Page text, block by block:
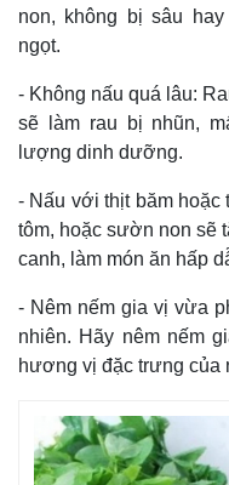
non, không bị sâu
ngọt.
- Không nấu quá lâu:
sẽ làm rau bị nhũn,
lượng dinh dưỡng.
- Nấu với thịt băm hoặc
tôm, hoặc sườn non sẽ
canh, làm món ăn hấp
- Nêm nếm gia vị vừa
nhiên. Hãy nêm nếm
hương vị đặc trưng của